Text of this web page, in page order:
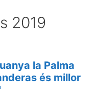
2019
la Palma
és millor